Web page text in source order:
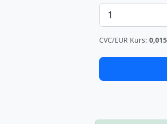
Betrag
CVC/EUR Kurs: